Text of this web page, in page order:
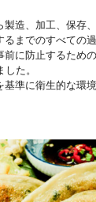
製造、加工、保存
るまでのすべての
前に防止するため
た。
基準に衛生的な環